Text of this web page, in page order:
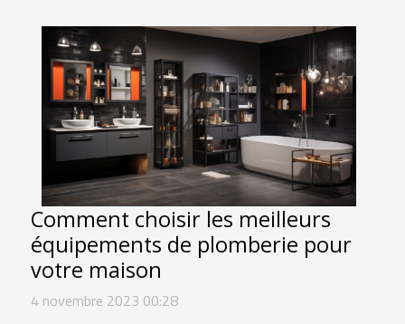
Comment choisir les meilleurs
équipements de plomberie pour
votre maison
4 novembre 2023 00:28